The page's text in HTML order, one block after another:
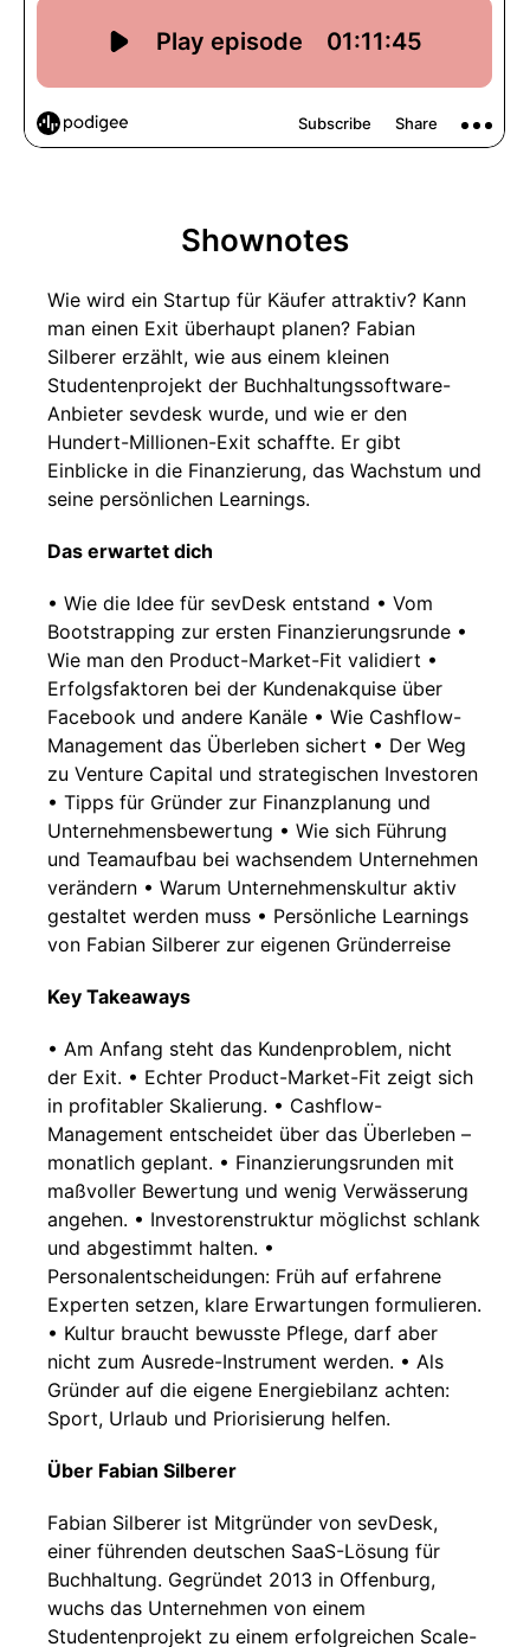
Shownotes
Wie wird ein Startup für Käufer attraktiv? Kann
man einen Exit überhaupt planen? Fabian
Silberer erzählt, wie aus einem kleinen
Studentenprojekt der Buchhaltungssoftware-
Anbieter sevdesk wurde, und wie er den
Hundert-Millionen-Exit schaffte. Er gibt
Einblicke in die Finanzierung, das Wachstum und
seine persönlichen Learnings.
Das erwartet dich
• Wie die Idee für sevDesk entstand • Vom
Bootstrapping zur ersten Finanzierungsrunde •
Wie man den Product-Market-Fit validiert •
Erfolgsfaktoren bei der Kundenakquise über
Facebook und andere Kanäle • Wie Cashflow-
Management das Überleben sichert • Der Weg
zu Venture Capital und strategischen Investoren
• Tipps für Gründer zur Finanzplanung und
Unternehmensbewertung • Wie sich Führung
und Teamaufbau bei wachsendem Unternehmen
verändern • Warum Unternehmenskultur aktiv
gestaltet werden muss • Persönliche Learnings
von Fabian Silberer zur eigenen Gründerreise
Key Takeaways
• Am Anfang steht das Kundenproblem, nicht
der Exit. • Echter Product-Market-Fit zeigt sich
in profitabler Skalierung. • Cashflow-
Management entscheidet über das Überleben –
monatlich geplant. • Finanzierungsrunden mit
maßvoller Bewertung und wenig Verwässerung
angehen. • Investorenstruktur möglichst schlank
und abgestimmt halten. •
Personalentscheidungen: Früh auf erfahrene
Experten setzen, klare Erwartungen formulieren.
• Kultur braucht bewusste Pflege, darf aber
nicht zum Ausrede-Instrument werden. • Als
Gründer auf die eigene Energiebilanz achten:
Sport, Urlaub und Priorisierung helfen.
Über Fabian Silberer
Fabian Silberer ist Mitgründer von sevDesk,
einer führenden deutschen SaaS-Lösung für
Buchhaltung. Gegründet 2013 in Offenburg,
wuchs das Unternehmen von einem
Studentenprojekt zu einem erfolgreichen Scale-